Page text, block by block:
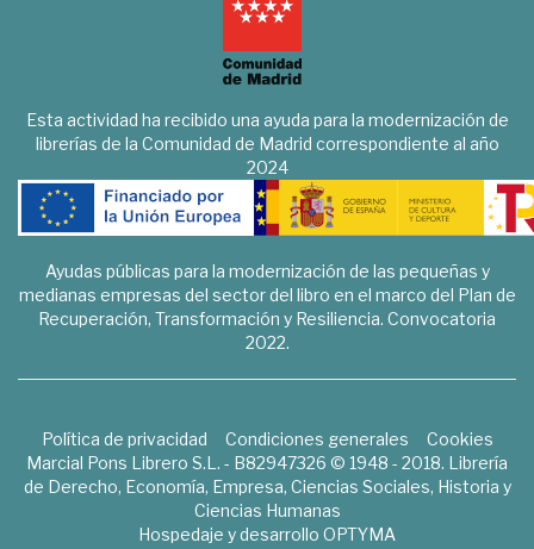
Esta actividad ha recibido una ayuda para la modernización de
librerías de la Comunidad de Madrid correspondiente al año
2024
Ayudas públicas para la modernización de las pequeñas y
medianas empresas del sector del libro en el marco del Plan de
Recuperación, Transformación y Resiliencia. Convocatoria
2022.
Política de privacidad Condiciones generales
Cookies
Marcial Pons Librero S.L. - B82947326 © 1948 - 2018. Librería
de Derecho, Economía, Empresa, Ciencias Sociales, Historia y
Ciencias Humanas
Hospedaje y desarrollo OPTYMA